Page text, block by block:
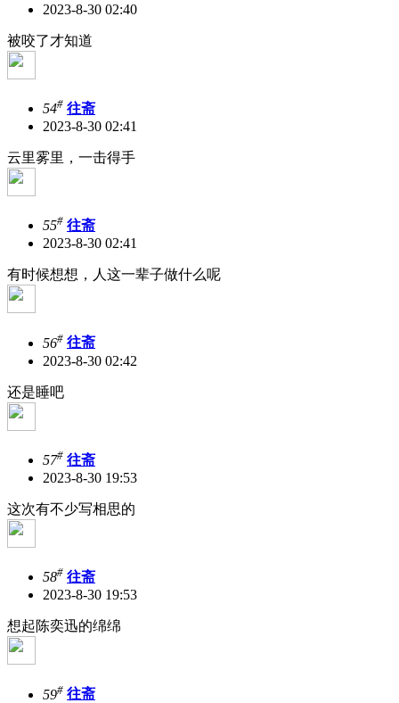
2023-8-30 02:40
被咬了才知道
54# 往斋
2023-8-30 02:41
云里雾里，一击得手
55# 往斋
2023-8-30 02:41
有时候想想，人这一辈子做什么呢
56# 往斋
2023-8-30 02:42
还是睡吧
57# 往斋
2023-8-30 19:53
这次有不少写相思的
58# 往斋
2023-8-30 19:53
想起陈奕迅的绵绵
59# 往斋